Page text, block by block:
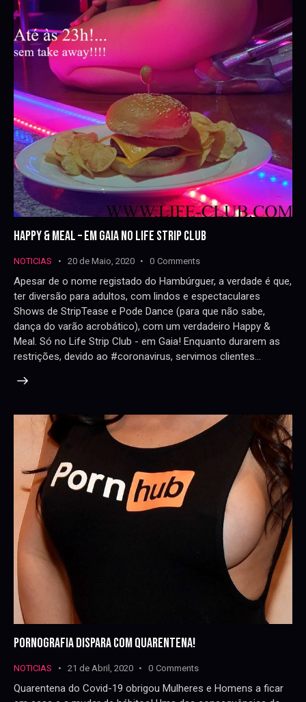
HAPPY & MEAL – EM GAIA NO LIFE STRIP CLUB
NOTICIAS 20 de Maio, 2020 0 Comments
Apesar de o nome registado do Hambúrguer, a verdade é que,
ter diversão para adultos, com lindos e espectaculares
Shows de StripTease e Pode Dance (para que não sabe,
dança do varão acrobático), com um verdadeiro Happy &
Meal. Só no Life Strip Club - em Gaia! Enquanto durarem as
restrições, devido ao #coronavirus, servimos clientes…
PORNOGRAFIA DISPARA COM QUARENTENA!
NOTICIAS 21 de Abril, 2020 0 Comments
Quarentena do Covid-19 obrigou Mulheres e Homens a ficar